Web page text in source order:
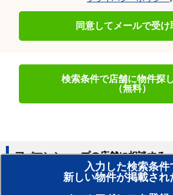
同意してメールで受け
検索条件で店舗に物件探
（無料）
入力した検索条件
新しい物件が掲載され
アパマンショップの店舗に相談する
賃貸のプロがお部屋探し！